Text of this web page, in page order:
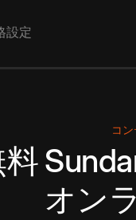
設定
コ
オン